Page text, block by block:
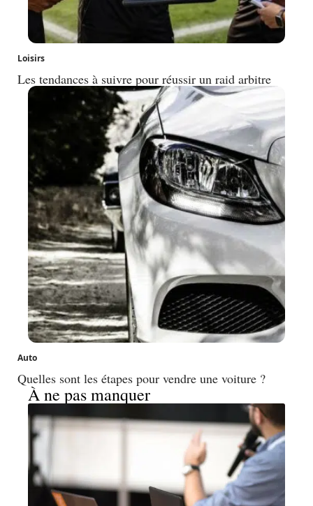
Loisirs
Les tendances à suivre pour réussir un raid arbitre
Auto
Quelles sont les étapes pour vendre une voiture ?
À ne pas manquer